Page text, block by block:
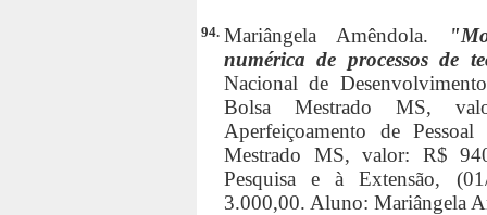
94. Mariângela Amêndola.
numérica de processos de
Nacional de
Bolsa Mestrado MS,
Aperfeiçoamento de
Mestrado MS, valor: R$
Pesquisa e à Extensão,
3.000,00. Aluno: Mariângela